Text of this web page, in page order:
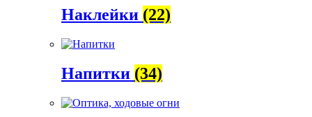
Наклейки (22)
Напитки (34)